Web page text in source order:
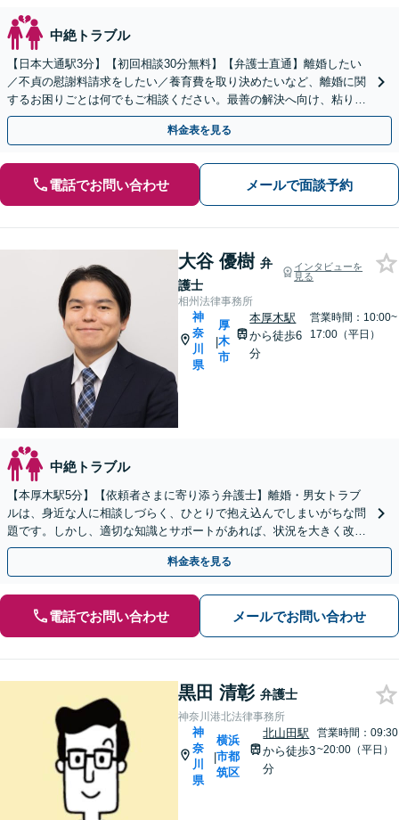
中絶トラブル
【日本大通駅3分】【初回相談30分無料】【弁護士直通】離婚したい
／不貞の慰謝料請求をしたい／養育費を取り決めたいなど、離婚に関
するお困りごとは何でもご相談ください。最善の解決へ向け、粘り強
く対応【当日・夜間・土日相談可】調停・訴訟も実績豊富
料金表を見る
電話でお問い合わせ メールで面談予約
大谷 優樹 弁
護士
インタビューを
見る
相州法律事務所
神
奈
川
県
|
厚
木
市
本厚木駅
から徒歩6
分
営業時間：10:00~
17:00（平日）
中絶トラブル
【本厚木駅5分】【依頼者さまに寄り添う弁護士】離婚・男女トラブ
ルは、身近な人に相談しづらく、ひとりで抱え込んでしまいがちな問
題です。しかし、適切な知識とサポートがあれば、状況を大きく改善
できるケースは多くあります。ぜひご相談ください。
料金表を見る
電話でお問い合わせ メールでお問い合わせ
黒田 清彰 弁護士
神奈川港北法律事務所
神
奈
川
県
|
横浜
市都
筑区
北山田駅
から徒歩3
分
営業時間：09:30
~20:00（平日）